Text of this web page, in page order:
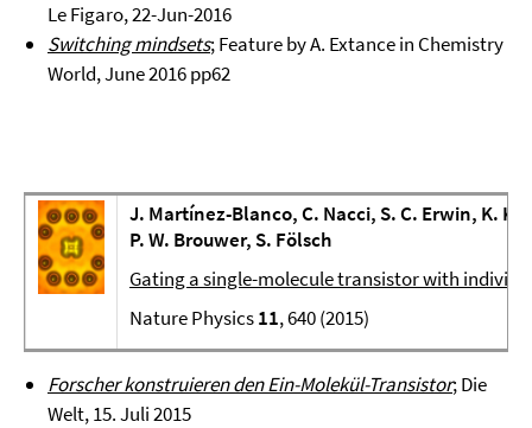
Le Figaro, 22-Jun-2016
Switching mindsets; Feature by A. Extance in Chemistry
World, June 2016 pp62
J. Martínez-Blanco, C. Nacci, S. C. Erwin, K.
P. W. Brouwer, S. Fölsch
Gating a single-molecule transistor with
Nature Physics11, 640 (2015)
Forscher konstruieren den Ein-Molekül-Transistor; Die
Welt, 15. Juli 2015